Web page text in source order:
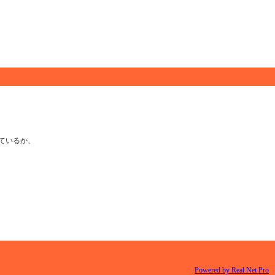
るか、
Powered by Real Net Pro